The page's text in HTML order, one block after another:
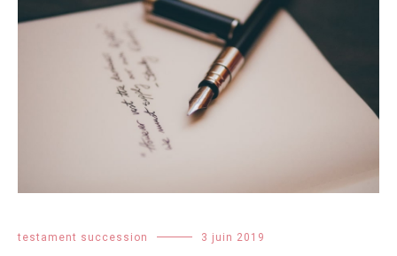
testament succession 3 juin 2019